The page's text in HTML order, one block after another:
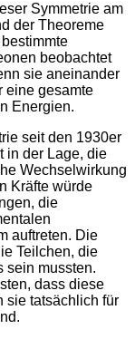
Symmetrie am
der Theoreme
beobachtet
sie aneinander
eine gesamte
Energien.
seit den 1930er
in der Lage, die
Wechselwirkung
Kräfte würde
die
auftreten. Die
Teilchen, die
sein mussten.
dass diese
sie tatsächlich für